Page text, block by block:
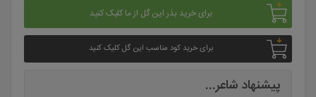
برای خرید بذر این گل از ما کلیک کنید
برای خرید کود مناسب این گل کلیک کنید
پیشنهاد شاعر...